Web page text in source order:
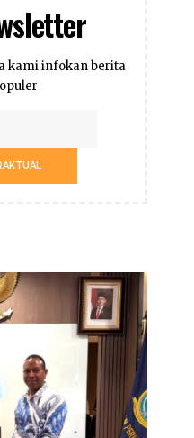
kami infokan berita